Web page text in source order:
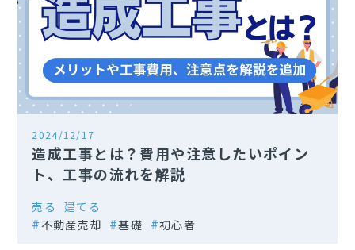
2024/12/17
造成工事とは？費用や注意したいポイン
ト、工事の流れを解説
売る
建てる
不動産売却
基礎 初心者